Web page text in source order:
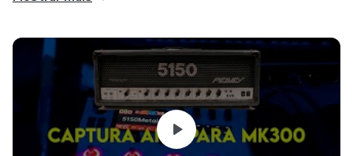
📦 Conteúdo do pack:
1 captura AM4 – Peavey 5150 (AMP)
1 captura AM2 – Ibanez TS10 (DS)